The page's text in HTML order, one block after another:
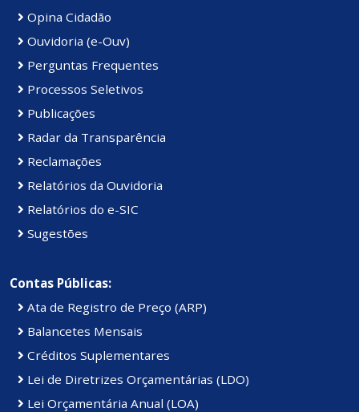
Opina Cidadão
Ouvidoria (e-Ouv)
Perguntas Frequentes
Processos Seletivos
Publicações
Radar da Transparência
Reclamações
Relatórios da Ouvidoria
Relatórios do e-SIC
Sugestões
Contas Públicas:
Ata de Registro de Preço (ARP)
Balancetes Mensais
Créditos Suplementares
Lei de Diretrizes Orçamentárias (LDO)
Lei Orçamentária Anual (LOA)